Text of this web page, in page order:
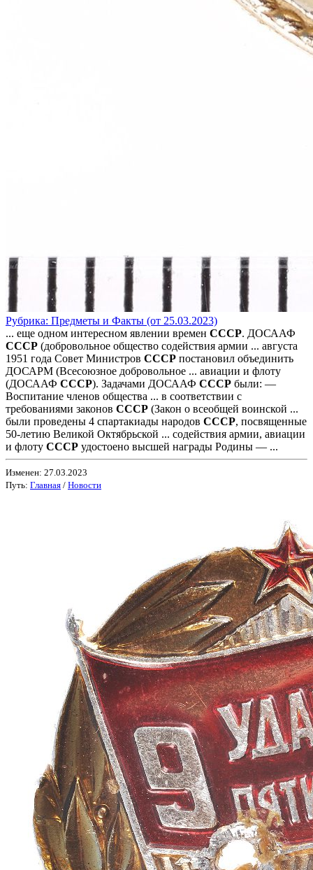
Рубрика: Предметы и Факты (от 25.03.2023)
... еще одном интересном явлении времен СССР. ДОСААФ
СССР (добровольное общество содействия армии ... августа
1951 года Совет Министров СССР постановил объединить
ДОСАРМ (Всесоюзное добровольное ... авиации и флоту
(ДОСААФ СССР). Задачами ДОСААФ СССР были: —
Воспитание членов общества ... в соответствии с
требованиями законов СССР (Закон о всеобщей воинской ...
были проведены 4 спартакиады народов СССР, посвященные
50-летию Великой Октябрьской ... содействия армии, авиации
и флоту СССР удостоено высшей награды Родины — ...
Изменен: 27.03.2023
Путь: Главная / Новости